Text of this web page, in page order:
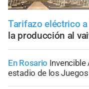
Tarifazo eléctrico
la producción al
En Rosario Invencible
estadio de los